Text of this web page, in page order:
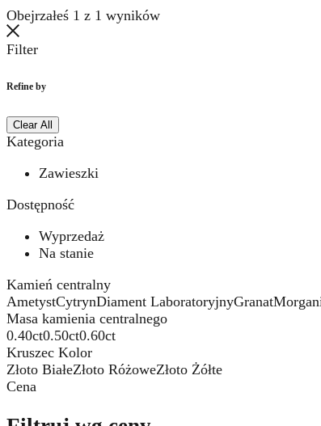
Obejrzałeś 1 z 1 wyników
Filter
Refine by
Clear All
Kategoria
Zawieszki
Dostępność
Wyprzedaż
Na stanie
Kamień centralny
AmetystCytrynDiament LaboratoryjnyGranat
Masa kamienia centralnego
0.40ct0.50ct0.60ct
Kruszec Kolor
Złoto BiałeZłoto RóżoweZłoto Żółte
Cena